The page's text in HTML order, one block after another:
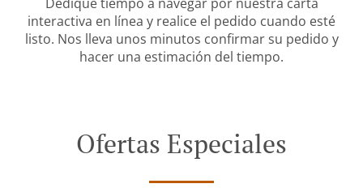
interactiva en línea y realice el pedido cuando esté
listo. Nos lleva unos minutos confirmar su pedido y
hacer una estimación del tiempo.
Ofertas Especiales